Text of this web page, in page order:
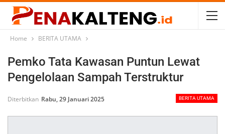
Home BERITA UTAMA
Pemko Tata Kawasan Puntun Lewat
Pengelolaan Sampah Terstruktur
BERITA UTAMA
Diterbitkan Rabu, 29 Januari 2025